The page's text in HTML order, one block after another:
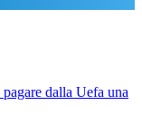
dalla Uefa una